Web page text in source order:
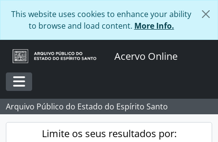
This website uses cookies to enhance your ability
to browse and load content. More Info.
Acervo Online
Toggle navigation
Arquivo Público do Estado do Espírito Santo
Limite os seus resultados por: